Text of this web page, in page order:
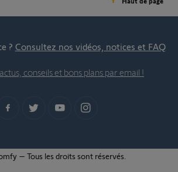
? Consultez nos vidéos, notices et FAQ
conseils et bons plans par email !
– Tous les droits sont réservés.